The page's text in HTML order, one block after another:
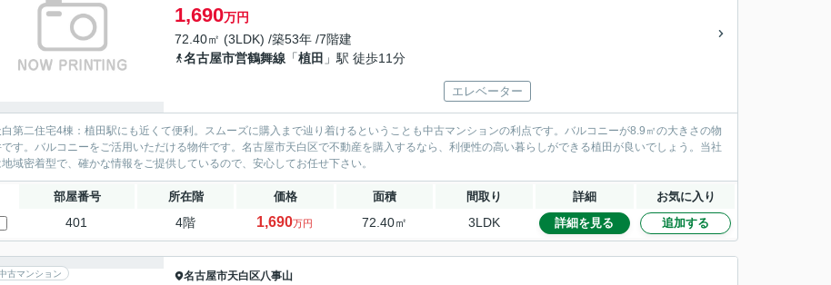
1,690万円
72.40㎡ (3LDK) /築53年 /7階建
名古屋市営鶴舞線 「植田 」駅 徒歩11分
エレベーター
白第二住宅4棟：植田駅にも近くて便利。スムーズに購入まで辿り着けるということも中古マンションの利点です。バルコニーが8.9㎡の大きさの物
す。バルコニーをご活用いただける物件です。名古屋市天白区で不動産を購入するなら、利便性の高い暮らしができる植田が良いでしょう。当社
地域密着型で、確かな情報をご提供しているので、安心してお任せ下さい。
部屋番号 所在階 価格 面積 間取り 詳細 お気に入り
401 4階 1,690万円 72.40㎡ 3LDK 詳細を見る 追加する
古マンション 名古屋市天白区八事山